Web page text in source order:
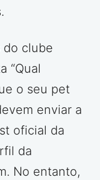
do clube
“Qual
o seu pet
enviar a
oficial da
da
No entanto,